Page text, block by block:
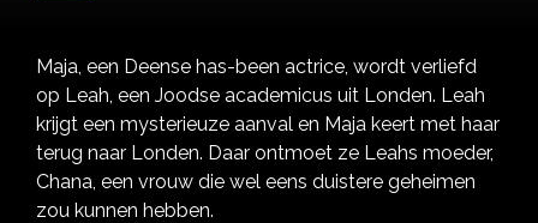
Maja, een Deense has-been actrice, wordt verliefd
op Leah, een Joodse academicus uit Londen. Leah
krijgt een mysterieuze aanval en Maja keert met haar
terug naar Londen. Daar ontmoet ze Leahs moeder,
Chana, een vrouw die wel eens duistere geheimen
zou kunnen hebben.